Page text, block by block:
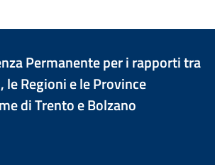
Permanente per i rapporti tra
le Regioni e le Province
di Trento e Bolzano